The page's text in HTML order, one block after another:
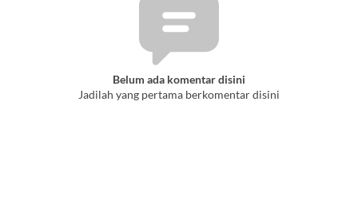
Belum ada komentar disini
Jadilah yang pertama berkomentar disini